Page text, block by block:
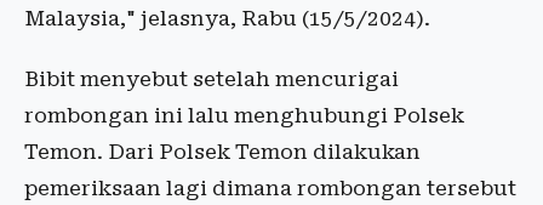
Malaysia," jelasnya, Rabu (15/5/2024).
Bibit menyebut setelah mencurigai
rombongan ini lalu menghubungi Polsek
Temon. Dari Polsek Temon dilakukan
pemeriksaan lagi dimana rombongan tersebut